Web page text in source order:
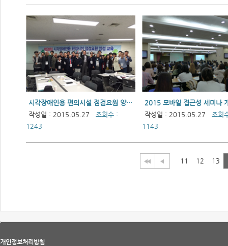
시각장애인용 편의시설 점검요원 양성 교육 실시
작성일 : 2015.05.27
조회수 :
1243
2015 모바일 접근성 세미나
작성일 : 2015.05.27
조회
1143
11 12 13
개인정보처리방침